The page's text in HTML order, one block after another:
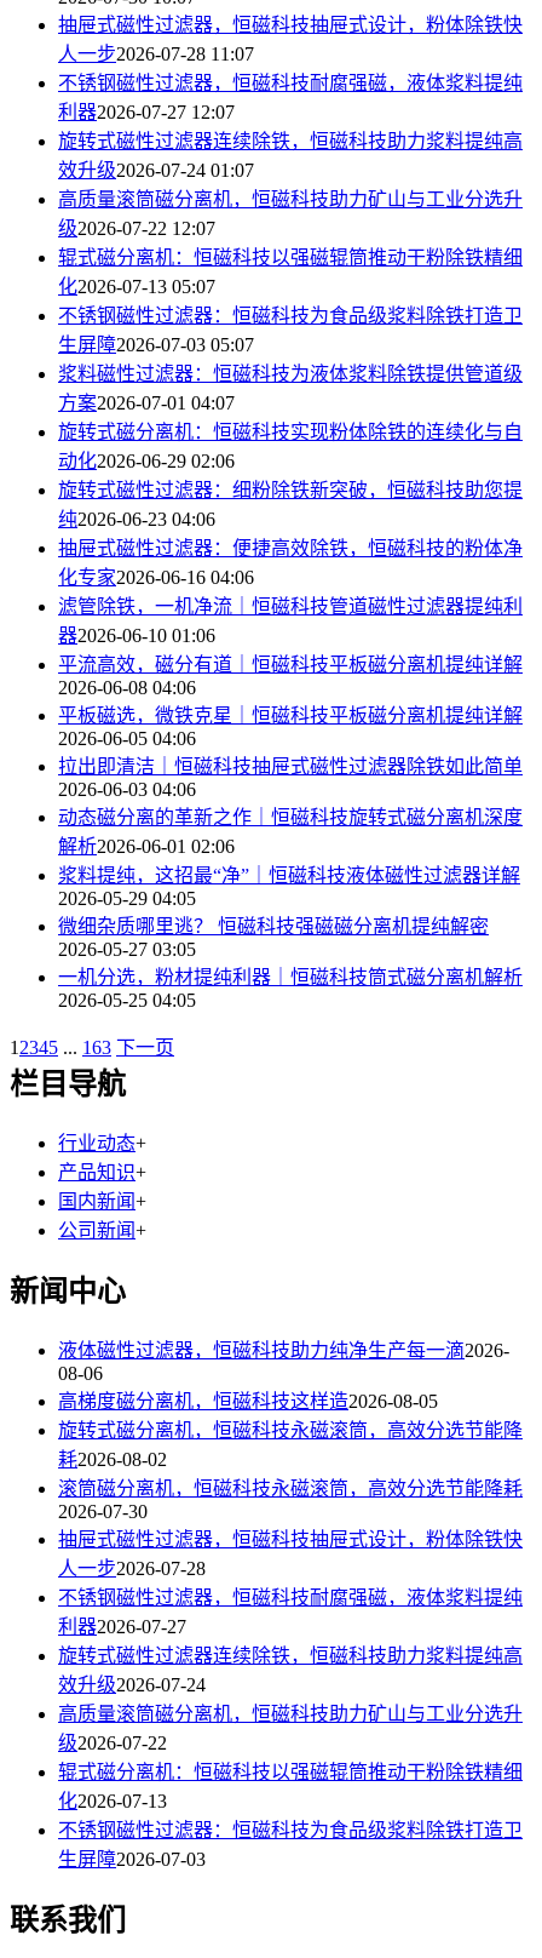
抽屉式磁性过滤器，恒磁科技抽屉式设计，粉体除铁快
人一步2026-07-28 11:07
不锈钢磁性过滤器，恒磁科技耐腐强磁，液体浆料提纯
利器2026-07-27 12:07
旋转式磁性过滤器连续除铁，恒磁科技助力浆料提纯高
效升级2026-07-24 01:07
高质量滚筒磁分离机，恒磁科技助力矿山与工业分选升
级2026-07-22 12:07
辊式磁分离机：恒磁科技以强磁辊筒推动干粉除铁精细
化2026-07-13 05:07
不锈钢磁性过滤器：恒磁科技为食品级浆料除铁打造卫
生屏障2026-07-03 05:07
浆料磁性过滤器：恒磁科技为液体浆料除铁提供管道级
方案2026-07-01 04:07
旋转式磁分离机：恒磁科技实现粉体除铁的连续化与自
动化2026-06-29 02:06
旋转式磁性过滤器：细粉除铁新突破，恒磁科技助您提
纯2026-06-23 04:06
抽屉式磁性过滤器：便捷高效除铁，恒磁科技的粉体净
化专家2026-06-16 04:06
滤管除铁，一机净流｜恒磁科技管道磁性过滤器提纯利
器2026-06-10 01:06
平流高效，磁分有道｜恒磁科技平板磁分离机提纯详解
2026-06-08 04:06
平板磁选，微铁克星｜恒磁科技平板磁分离机提纯详解
2026-06-05 04:06
拉出即清洁｜恒磁科技抽屉式磁性过滤器除铁如此简单
2026-06-03 04:06
动态磁分离的革新之作｜恒磁科技旋转式磁分离机深度
解析2026-06-01 02:06
浆料提纯，这招最“净”｜恒磁科技液体磁性过滤器详解
2026-05-29 04:05
微细杂质哪里逃？ 恒磁科技强磁磁分离机提纯解密
2026-05-27 03:05
一机分选，粉材提纯利器｜恒磁科技筒式磁分离机解析
2026-05-25 04:05
1 2345 ... 163 下一页
栏目导航
行业动态+
产品知识+
国内新闻+
公司新闻+
新闻中心
液体磁性过滤器，恒磁科技助力纯净生产每一滴2026-
08-06
高梯度磁分离机，恒磁科技这样造2026-08-05
旋转式磁分离机，恒磁科技永磁滚筒，高效分选节能降
耗2026-08-02
滚筒磁分离机，恒磁科技永磁滚筒，高效分选节能降耗
2026-07-30
抽屉式磁性过滤器，恒磁科技抽屉式设计，粉体除铁快
人一步2026-07-28
不锈钢磁性过滤器，恒磁科技耐腐强磁，液体浆料提纯
利器2026-07-27
旋转式磁性过滤器连续除铁，恒磁科技助力浆料提纯高
效升级2026-07-24
高质量滚筒磁分离机，恒磁科技助力矿山与工业分选升
级2026-07-22
辊式磁分离机：恒磁科技以强磁辊筒推动干粉除铁精细
化2026-07-13
不锈钢磁性过滤器：恒磁科技为食品级浆料除铁打造卫
生屏障2026-07-03
联系我们